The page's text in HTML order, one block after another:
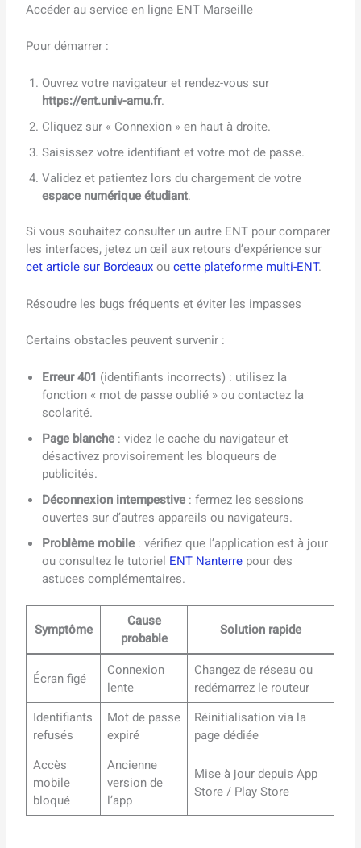
Accéder au service en ligne ENT Marseille
Pour démarrer :
Ouvrez votre navigateur et rendez-vous sur
https://ent.univ-amu.fr.
Cliquez sur « Connexion » en haut à droite.
Saisissez votre identifiant et votre mot de passe.
Validez et patientez lors du chargement de votre
espace numérique étudiant.
Si vous souhaitez consulter un autre ENT pour comparer
les interfaces, jetez un œil aux retours d’expérience sur
cet article sur Bordeauxoucette plateforme multi-ENT.
Résoudre les bugs fréquents et éviter les impasses
Certains obstacles peuvent survenir :
Erreur 401 (identifiants incorrects) : utilisez la
fonction « mot de passe oublié » ou contactez la
scolarité.
Page blanche : videz le cache du navigateur et
désactivez provisoirement les bloqueurs de
publicités.
Déconnexion intempestive : fermez les sessions
ouvertes sur d’autres appareils ou navigateurs.
Problème mobile : vérifiez que l’application est à jour
ou consultez le tutoriel ENT Nanterre pour des
astuces complémentaires.
Symptôme
Cause
probable
Solution rapide
Écran figé
Connexion
lente
Changez de réseau ou
redémarrez le routeur
Identifiants
refusés
Mot de passe
expiré
Réinitialisation via la
page dédiée
Accès
mobile
bloqué
Ancienne
version de
l’app
Mise à jour depuis App
Store / Play Store